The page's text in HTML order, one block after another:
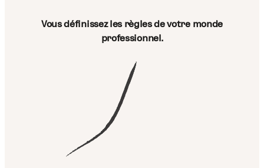
Vous définissez les règles de votre monde
professionnel.
Besoin de vacances ?
Lisa,
Salaires même en